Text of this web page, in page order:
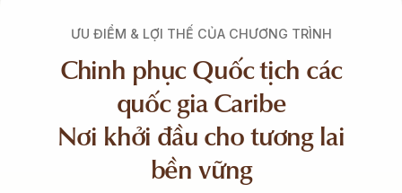
ƯU ĐIỂM & LỢI THẾ CỦA CHƯƠNG TRÌNH
Chinh phục Quốc tịch các
quốc gia Caribe
Nơi khởi đầu cho tương lai
bền vững